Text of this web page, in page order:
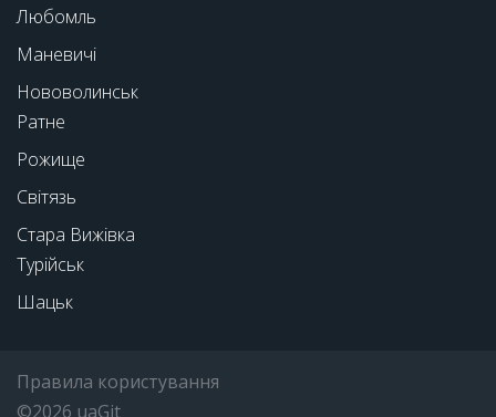
Любомль
Маневичі
Нововолинськ
Ратне
Рожище
Світязь
Стара Вижівка
Турійськ
Шацьк
Правила користування
©2026 uaGit